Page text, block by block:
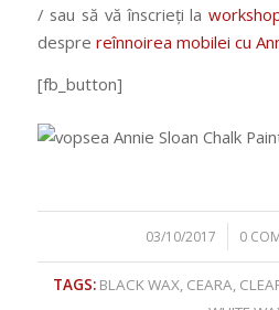
/ sau să vă înscrieți la
despre reînnoirea mobilei cu
[fb_button]
03/10/2017
/ 0 /
TAGS: BLACK WAX, CEARA,